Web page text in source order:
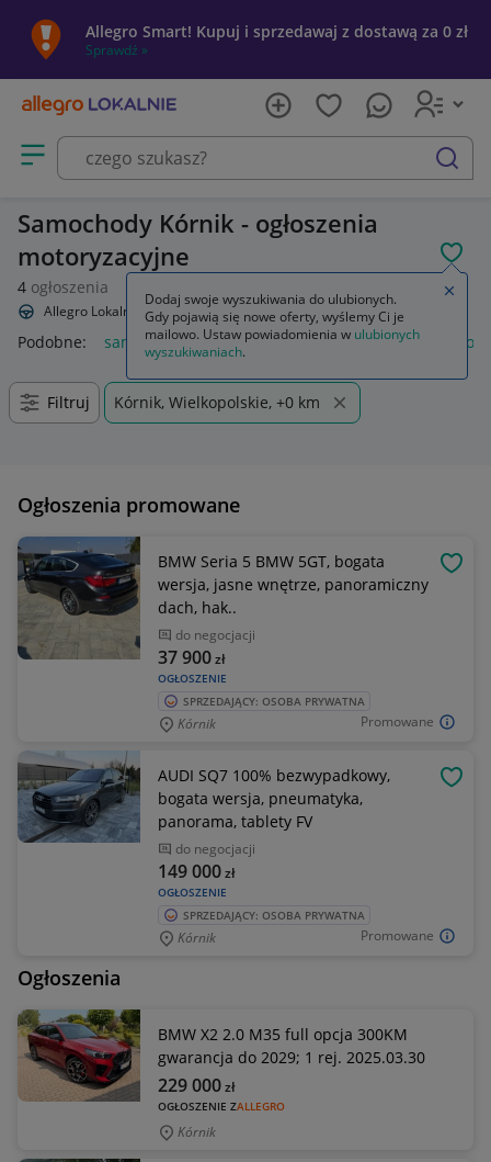
Allegro Smart! Kupuj i sprzedawaj z dostawą za 0 zł
Sprawdź »
Otwórz menu z kategoriami
szukaj
Samochody Kórnik - ogłoszenia
motoryzacyjne
4 ogłoszenia
Allegro Lokalnie Motoryzacja Samochody
Podobne: samochody samochody osobowe używane lego
Filtruj Kórnik, Wielkopolskie, +0 km
Ogłoszenia promowane
Promowane
BMW Seria 5 BMW 5GT, bogata
wersja, jasne wnętrze, panoramiczny
dach, hak..
do negocjacji
OGŁOSZENIE
37 900zł
SPRZEDAJĄCY: OSOBA PRYWATNA
Kórnik
Promowane
AUDI SQ7 100% bezwypadkowy,
bogata wersja, pneumatyka,
panorama, tablety FV
do negocjacji
OGŁOSZENIE
149 000zł
SPRZEDAJĄCY: OSOBA PRYWATNA
Kórnik
Ogłoszenia
BMW X2 2.0 M35 full opcja 300KM
gwarancja do 2029; 1 rej. 2025.03.30
OGŁOSZENIE ZALLEGRO
229 000zł
Kórnik
Dodaj swoje wyszukiwania do ulubionych.
Gdy pojawią się nowe oferty, wyślemy Ci je
mailowo. Ustaw powiadomienia w ulubionych
wyszukiwaniach.